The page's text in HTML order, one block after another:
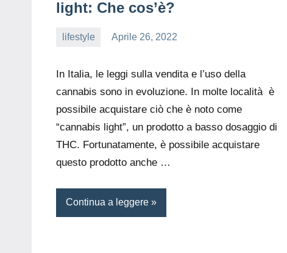
light: Che cos’è?
lifestyle
Aprile 26, 2022
In Italia, le leggi sulla vendita e l’uso della
cannabis sono in evoluzione. In molte località è
possibile acquistare ciò che è noto come
“cannabis light”, un prodotto a basso dosaggio di
THC. Fortunatamente, è possibile acquistare
questo prodotto anche …
Continua a leggere